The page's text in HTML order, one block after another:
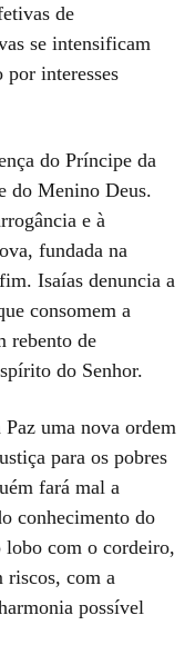
de
se intensificam
interesses
do Príncipe da
do Menino Deus.
e à
fundada na
Isaías denuncia a
consomem a
rebento de
do Senhor.
uma nova ordem
para os pobres
fará mal a
conhecimento do
com o cordeiro,
riscos, com a
possível